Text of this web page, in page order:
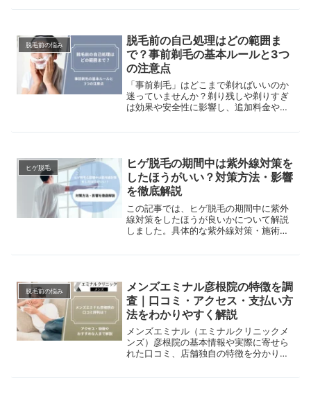
す。
脱毛前の悩み
脱毛前の自己処理はどの範囲ま
で？事前剃毛の基本ルールと3つ
の注意点
「事前剃毛」はどこまで剃ればいいのか
迷っていませんか？剃り残しや剃りすぎ
は効果や安全性に影響し、追加料金や施
は、事前剃毛が必要な理由から部位別の
始めましょう。
ヒゲ脱毛
ヒゲ脱毛の期間中は紫外線対策を
したほうがいい？対策方法・影響
を徹底解説
この記事では、ヒゲ脱毛の期間中に紫外
線対策をしたほうが良いかについて解説
しました。具体的な紫外線対策・施術後
で、日焼けの問題などが気になる方はぜ
脱毛前の悩み
メンズエミナル彦根院の特徴を調
査｜口コミ・アクセス・支払い方
法をわかりやすく解説
メンズエミナル（エミナルクリニックメ
ンズ）彦根院の基本情報や実際に寄せら
れた口コミ、店舗独自の特徴を分かりや
方はぜひ参考にしてください。